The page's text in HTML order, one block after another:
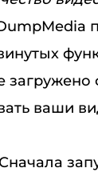
ваши